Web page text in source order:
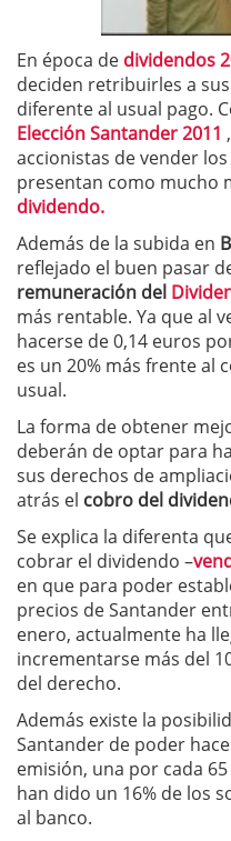
En época de dividendos
deciden retribuirles a
diferente al usual pago.
Elección Santander 2011
accionistas de vender
presentan como mucho
dividendo.
Además de la subida en
reflejado el buen pasar
remuneración del
más rentable. Ya que al
hacerse de 0,14 euros
es un 20% más frente al
usual.
La forma de obtener
deberán de optar para
sus derechos de
atrás el cobro del
Se explica la diferenta
cobrar el dividendo –
en que para poder
precios de Santander
enero, actualmente ha
incrementarse más del
del derecho.
Además existe la
Santander de poder
emisión, una por cada
han dido un 16% de los
al banco.